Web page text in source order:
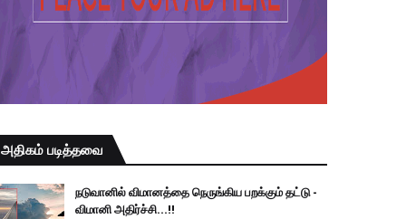
அதிகம் படித்தவை
நடுவானில் விமானத்தை நெருங்கிய பறக்கும் தட்டு -
விமானி அதிர்ச்சி...!!